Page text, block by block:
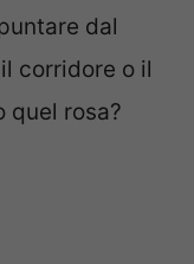
dal
corridore o il
quel rosa?